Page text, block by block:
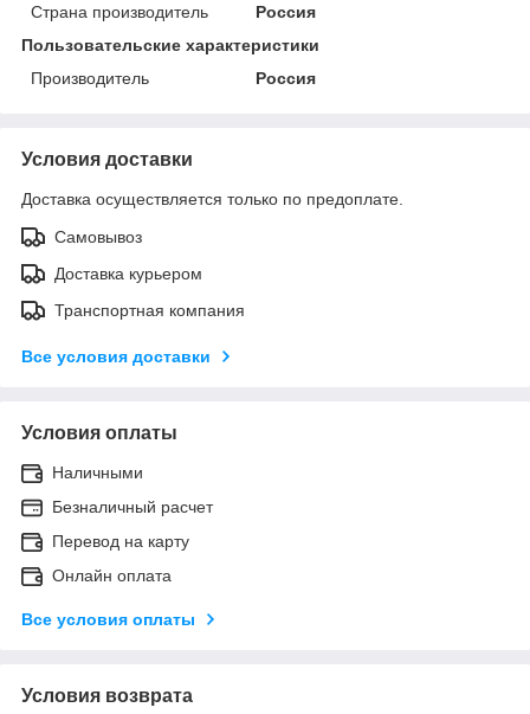
Страна производитель
Россия
Пользовательские характеристики
Производитель
Россия
Условия доставки
Доставка осуществляется только по предоплате.
Самовывоз
Доставка курьером
Транспортная компания
Все условия доставки
Условия оплаты
Наличными
Безналичный расчет
Перевод на карту
Онлайн оплата
Все условия оплаты
Условия возврата